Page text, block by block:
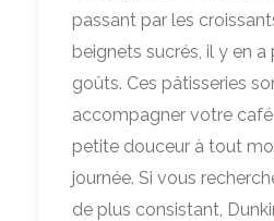
passant par les
beignets sucrés, il y en a
goûts. Ces pâtisseries
accompagner votre
petite douceur à tout
journée. Si vous
de plus consistant,